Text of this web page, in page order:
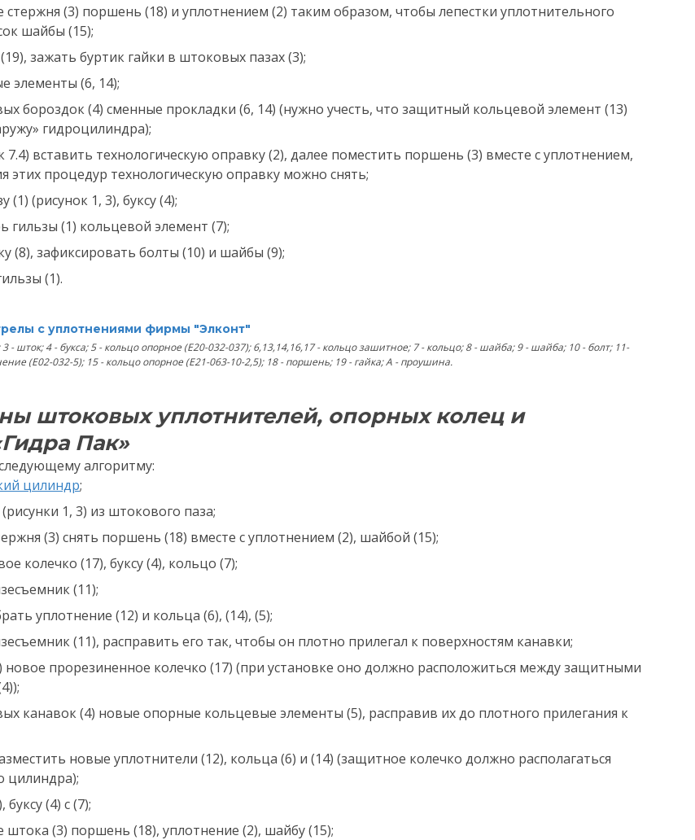
поле пустым.
на кнопку «Отправить», вы соглашаетесь на обработку
данных, а также сполитикой конфиденциальности
стержня (3) поршень (18) и уплотнением (2) таким образом, чтобы лепестки уплотнительного
шайбы (15);
зажать буртик гайки в штоковых пазах (3);
элементы (6, 14);
бороздок (4) сменные прокладки (6, 14) (нужно учесть, что защитный кольцевой элемент (13)
гидроцилиндра);
7.4) вставить технологическую оправку (2), далее поместить поршень (3) вместе с уплотнением,
этих процедур технологическую оправку можно снять;
(1) (рисунок 1, 3), буксу (4);
гильзы (1) кольцевой элемент (7);
(8), зафиксировать болты (10) и шайбы (9);
(1).
с уплотнениями фирмы "Элконт"
- шток; 4 - букса; 5 - кольцо опорное (Е20-032-037); 6,13,14,16,17 - кольцо зашитное; 7 - кольцо; 8 - шайба; 9 - шайба; 10 - болт; 11-
(E02-032-5); 15 - кольцо опорное (Е21-063-10-2,5); 18 - поршень; 19 - гайка; А - проушина.
штоковых уплотнителей, опорных колец и
Пак»
алгоритму:
цилиндр;
1, 3) из штокового паза;
(3) снять поршень (18) вместе с уплотнением (2), шайбой (15);
колечко (17), буксу (4), кольцо (7);
(11);
уплотнение (12) и кольца (6), (14), (5);
(11), расправить его так, чтобы он плотно прилегал к поверхностям канавки;
новое прорезиненное колечко (17) (при установке оно должно расположиться между защитными
канавок (4) новые опорные кольцевые элементы (5), расправив их до плотного прилегания к
новые уплотнители (12), кольца (6) и (14) (защитное колечко должно располагаться
цилиндра);
(4) с (7);
штока (3) поршень (18), уплотнение (2), шайбу (15);